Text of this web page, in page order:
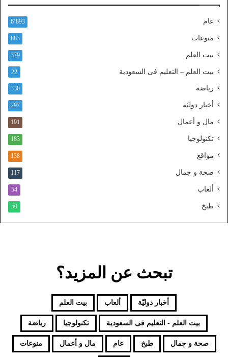
ل
ف
ا
ا
ل
ط
ا
م
و
د
عام 6٬893
منوعات 883
بيت العلم 379
بيت العلم – التعليم فى السعودية 22
رياضة 330
أخبار دوليّة 297
مال و أعمال 191
تكنولوجيا 183
مواقع 138
صحة و جمال 117
ألعاب 54
طبخ 50
تبحث عن المزيد؟
أخبار دوليّة ألعاب بيت العلم
بيت العلم - التعليم فى السعودية تكنولوجيا رياضة
صحة و جمال طبخ عام مال و أعمال منوعات